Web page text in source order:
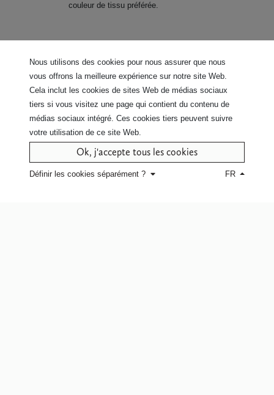
couleur de tissu préférée.
Contactez nous pour plus d'info sur
ce modèle
Cliquez ici pour le service à domicile
Nous utilisons des cookies pour nous assurer que nous
vous offrons la meilleure expérience sur notre site Web.
Cela inclut les cookies de sites Web de médias sociaux
tiers si vous visitez une page qui contient du contenu de
médias sociaux intégré. Ces cookies tiers peuvent suivre
votre utilisation de ce site Web.
Ok, j'accepte tous les cookies
Définir les cookies séparément ? FR